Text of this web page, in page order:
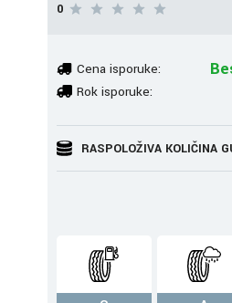
0
Cena isporuke:
Rok isporuke:
RASPOLOŽIVA KOLIČINA